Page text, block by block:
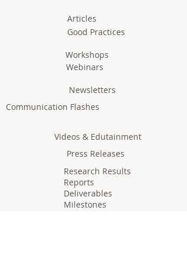
Articles
Good Practices
Workshops
Webinars
Newsletters
Communication Flashes
Videos & Edutainment
Press Releases
Research Results
Reports
Deliverables
Milestones